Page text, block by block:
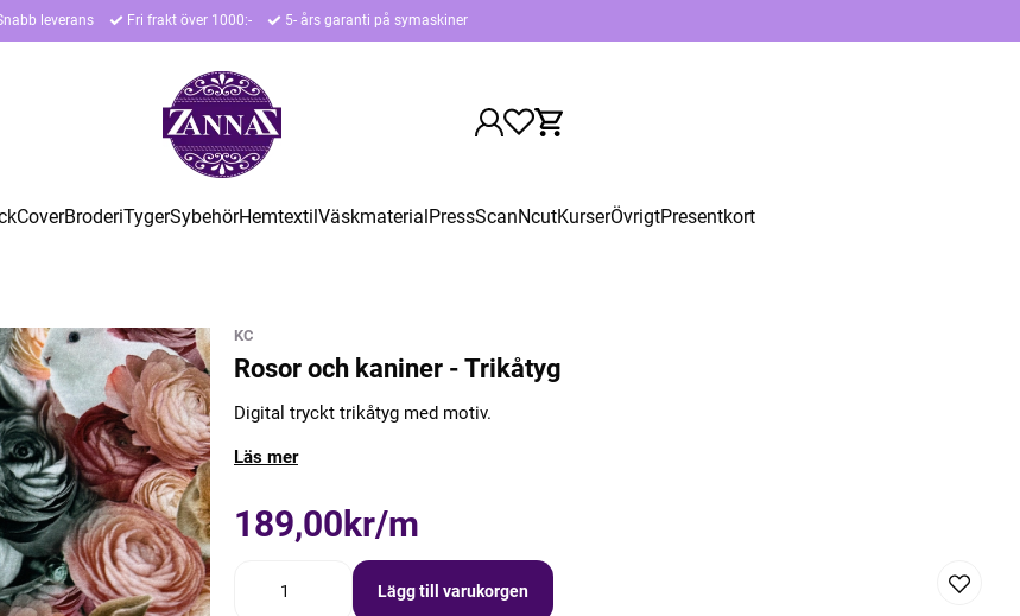
leverans Fri frakt över 1000:- 5- års garanti på symaskiner
CoverBroderiTygerSybehörHemtextilVäskmaterialPressScanNcutKurserÖvrigtPresentkort
KC
Rosor och kaniner - Trikåtyg
Digital tryckt trikåtyg med motiv.
Läs mer
189,00kr/m
Lägg till varukorgen